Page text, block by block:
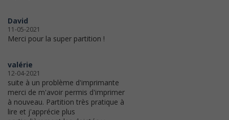
David
11-05-2021
Merci pour la super partition !
valérie
12-04-2021
suite à un problème d'imprimante
merci de m'avoir permis d'imprimer
à nouveau. Partition très pratique à
lire et j'apprécie plus